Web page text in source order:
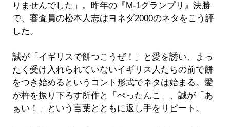
りませんでした」。昨年の『M-1グランプリ』決勝
で、審査員の松本人志はヨネダ2000のネタをこう評
した。
誠が「イギリスで餅つこうぜ！」と愛を誘い、まっ
たく受け入れられていないイギリス人たちの前で餅
をつき始めるというコント形式でネタは始まる。愛
が杵を振り下ろす所作と「ぺったんこ」、誠が「あ
ぁい！」という言葉とともに返し手をリピート。